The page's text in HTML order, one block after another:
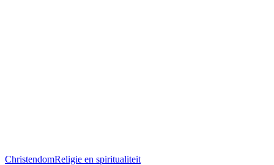
ChristendomReligie en spiritualiteit